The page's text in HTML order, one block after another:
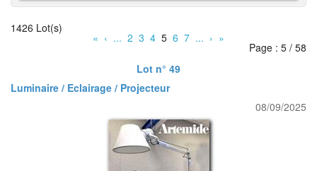
1426 Lot(s)
« ‹ ... 2 3 4 5 6 7 ... › »
Page : 5 / 58
Lot n° 49
Luminaire / Eclairage / Projecteur
08/09/2025